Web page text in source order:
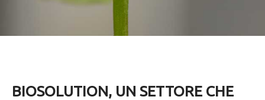
BIOSOLUTION, UN SETTORE CHE